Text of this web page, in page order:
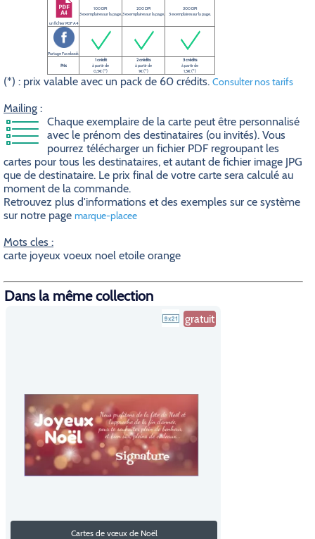
un fichier PDF A4
100 DPI
3 exemplaires sur la page.
200 DPI
3 exemplaires sur la page.
300 DPI
3 exemplaires sur la page.
Partage Facebook
Prix
1 crédit
à partir de
0,5€ (*)
2 crédits
à partir de
1€ (*)
3 crédits
à partir de
1,5€ (*)
(*) : prix valable avec un pack de 60 crédits. Consulter nos tarifs
Mailing :
Chaque exemplaire de la carte peut être personnalisé
avec le prénom des destinataires (ou invités). Vous
pourrez télécharger un fichier PDF regroupant les
cartes pour tous les destinataires, et autant de fichier image JPG
que de destinataire. Le prix final de votre carte sera calculé au
moment de la commande.
Retrouvez plus d'informations et des exemples sur ce système
sur notre page marque-placee
Mots cles :
carte joyeux voeux noel etoile orange
Dans la même collection
gratuit
Cartes de vœux de Noël